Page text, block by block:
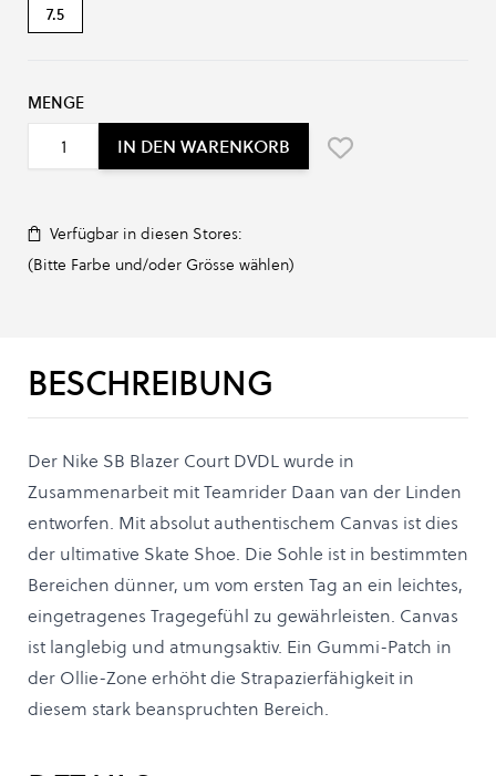
7.5
MENGE
IN DEN WARENKORB
Verfügbar in diesen Stores:
(Bitte Farbe und/oder Grösse wählen)
BESCHREIBUNG
Der Nike SB Blazer Court DVDL wurde in
Zusammenarbeit mit Teamrider Daan van der Linden
entworfen. Mit absolut authentischem Canvas ist dies
der ultimative Skate Shoe. Die Sohle ist in bestimmten
Bereichen dünner, um vom ersten Tag an ein leichtes,
eingetragenes Tragegefühl zu gewährleisten. Canvas
ist langlebig und atmungsaktiv. Ein Gummi-Patch in
der Ollie-Zone erhöht die Strapazierfähigkeit in
diesem stark beanspruchten Bereich.